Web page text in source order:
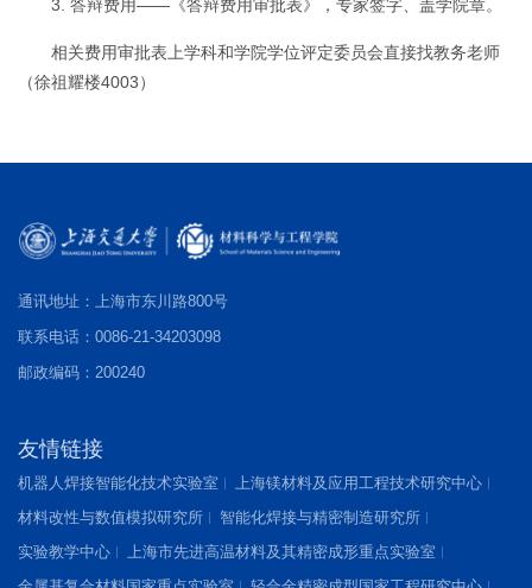
3. 答辩费用——《答辩费用审批表》，专家签字、盖学院章。
相关费用审批表上学科和学院学位评定委员会直接找教务老师
（徐祖耀楼4003）
通讯地址：上海市东川路800号
联系电话：0086-21-34203098
邮政编码：200240
友情链接
机器人焊接智能化技术实验室
上海镁材料及应用工程技术研究中心
材料改性与数值模拟研究所
智能化焊接与精密制造研究所
实验教学中心
上海市先进高温材料及其精密成形重点实验室